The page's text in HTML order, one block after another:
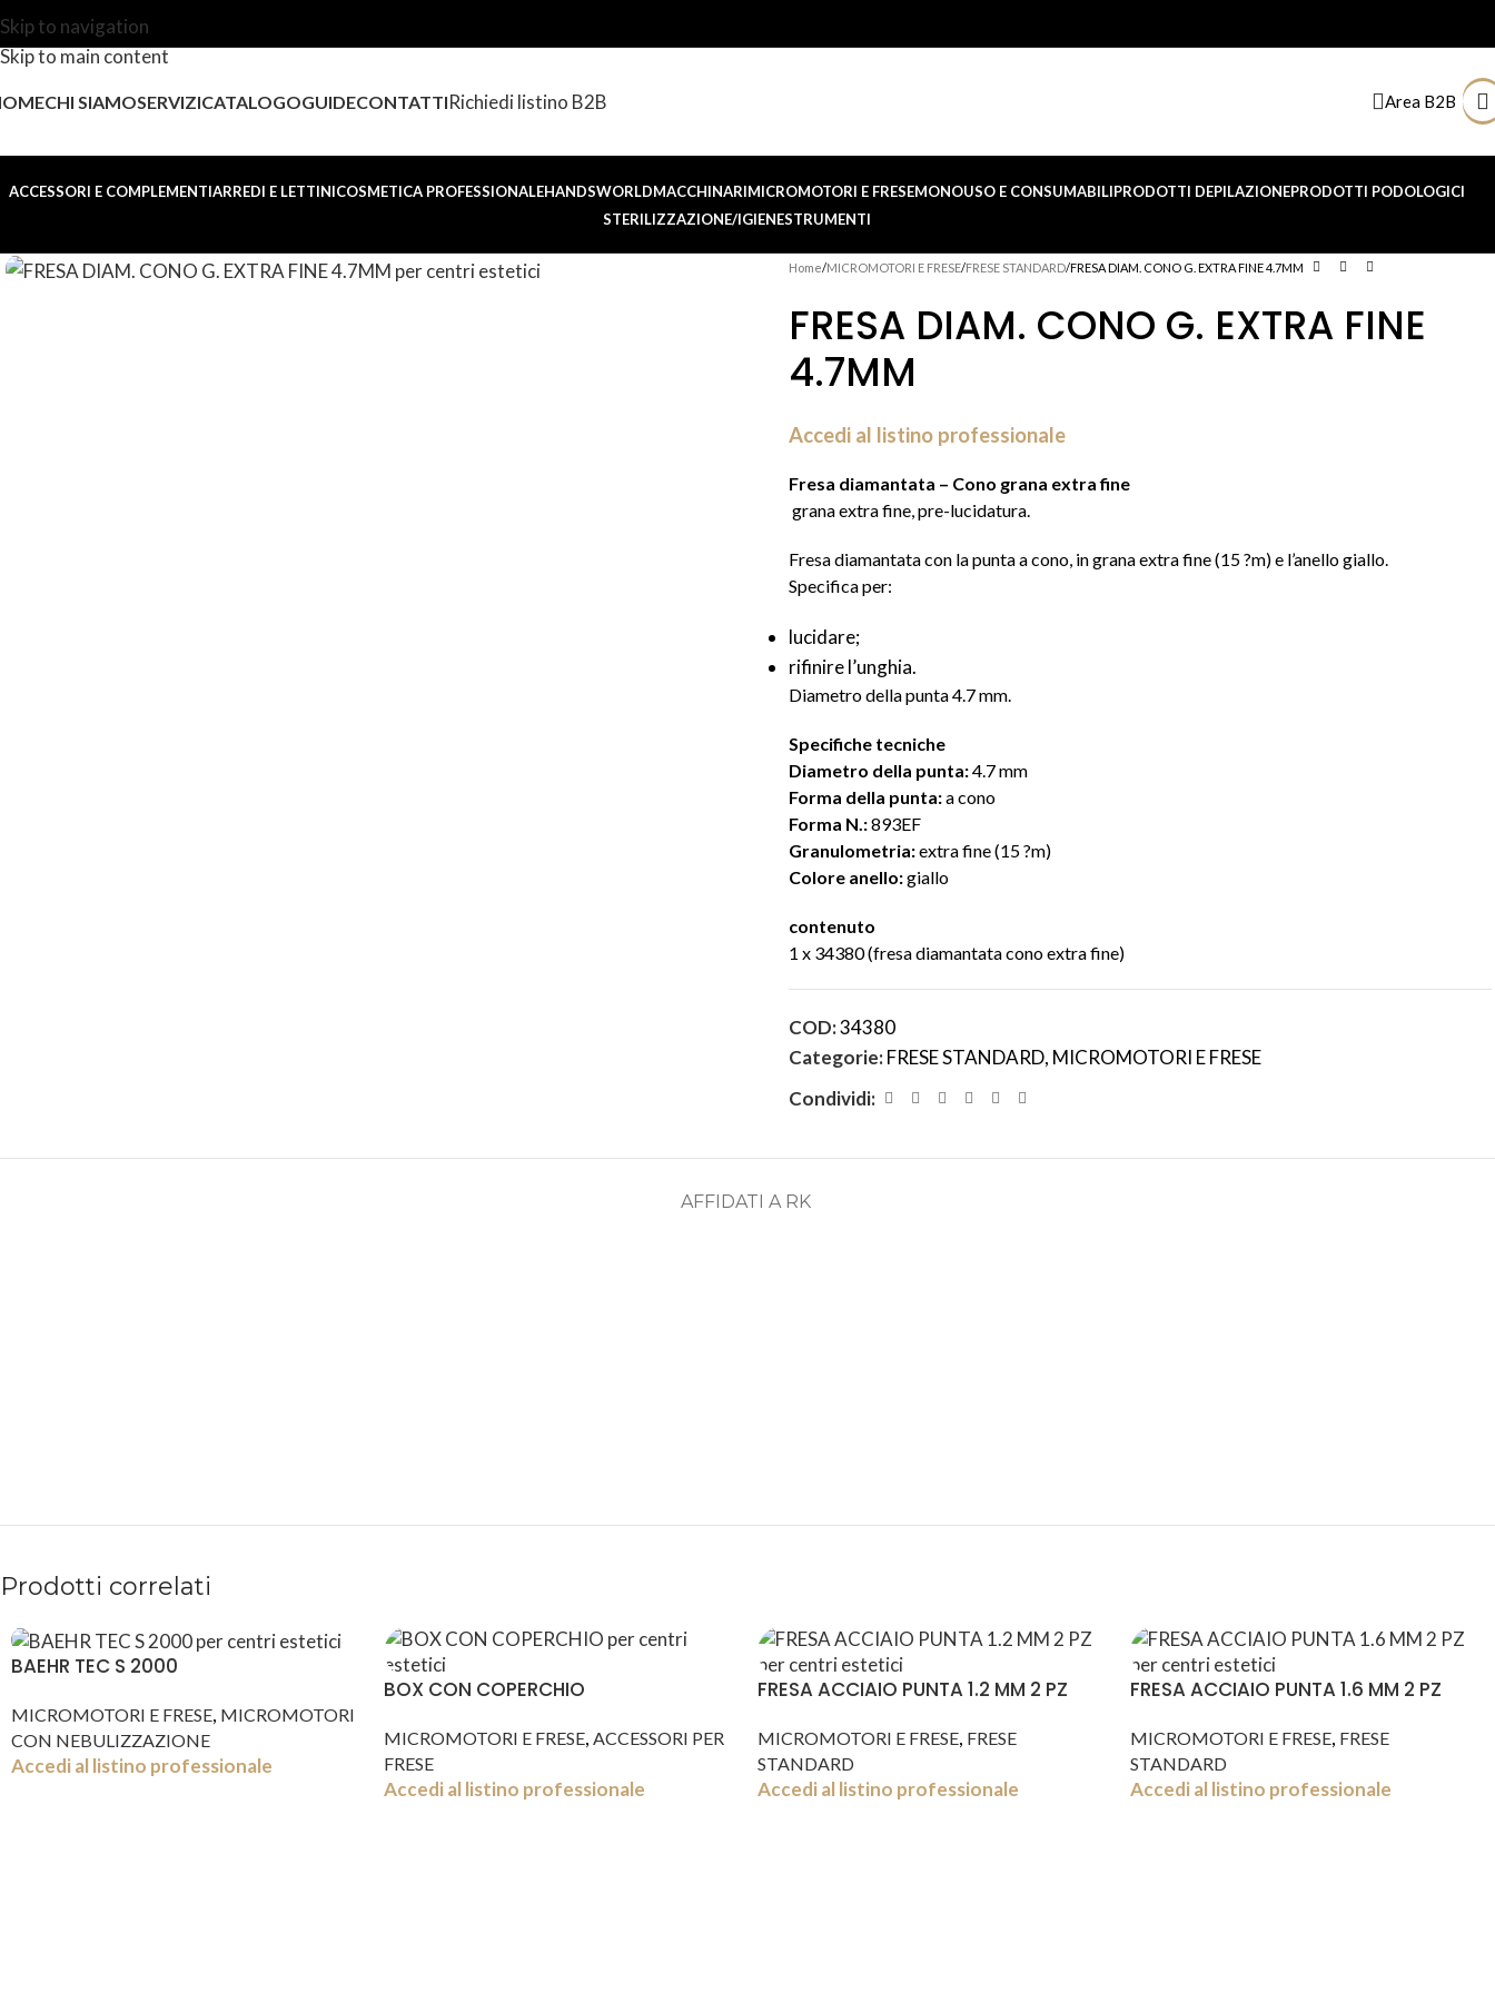
Skip to navigation
Skip to main content
CHI SIAMOSERVIZICATALOGOGUIDECONTATTIRichiedi listino B2B Area B2B
ACCESSORI E COMPLEMENTIARREDI E LETTINICOSMETICA PROFESSIONALEHANDSWORLDMACCHINARIMICROMOTORI E FRESEMONOUSO E CONSUMABILIPRODOTTI DEPILAZIONEPRODOTTI PODOLOGICI
STERILIZZAZIONE/IGIENESTRUMENTI
Home MICROMOTORI E FRESE FRESE STANDARD FRESA DIAM. CONO G. EXTRA FINE 4.7MM
FRESA DIAM. CONO G. EXTRA FINE
4.7MM
Accedi al listino professionale
Fresa diamantata – Cono grana extra fine
grana extra fine, pre-lucidatura.
Fresa diamantata con la punta a cono, in grana extra fine (15?m) e l’anello giallo.
Specifica per:
lucidare;
rifinire l’unghia.
Diametro della punta 4.7 mm.
Specifiche tecniche
Diametro della punta:4.7 mm
Forma della punta:a cono
Forma N.:893EF
Granulometria:extra fine (15?m)
Colore anello:giallo
contenuto
1 x 34380 (fresa diamantata cono extra fine)
COD:34380
Categorie: FRESE STANDARD, MICROMOTORI E FRESE
Condividi:
AFFIDATI A RK
Prodotti correlati
BAEHR TEC S 2000
MICROMOTORI E FRESE, MICROMOTORI
CON NEBULIZZAZIONE
Accedi al listino professionale
BOX CON COPERCHIO
MICROMOTORI E FRESE, ACCESSORI PER
FRESE
Accedi al listino professionale
FRESA ACCIAIO PUNTA 1.2 MM 2 PZ
MICROMOTORI E FRESE, FRESE
STANDARD
Accedi al listino professionale
FRESA ACCIAIO PUNTA 1.6 MM 2 PZ
MICROMOTORI E FRESE, FRESE
STANDARD
Accedi al listino professionale